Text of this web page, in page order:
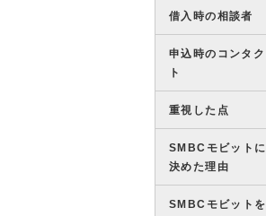
借入時の相談者
申込時のコンタク
ト
重視した点
SMBCモビットに
決めた理由
SMBCモビットを